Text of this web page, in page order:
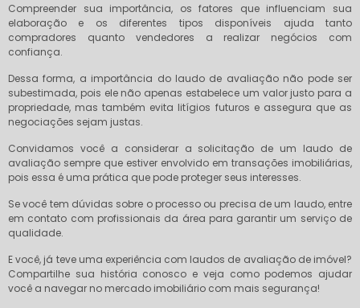
Compreender sua importância, os fatores que influenciam sua
elaboração e os diferentes tipos disponíveis ajuda tanto
compradores quanto vendedores a realizar negócios com
confiança.
Dessa forma, a importância do laudo de avaliação não pode ser
subestimada, pois ele não apenas estabelece um valor justo para a
propriedade, mas também evita litígios futuros e assegura que as
negociações sejam justas.
Convidamos você a considerar a solicitação de um laudo de
avaliação sempre que estiver envolvido em transações imobiliárias,
pois essa é uma prática que pode proteger seus interesses.
Se você tem dúvidas sobre o processo ou precisa de um laudo, entre
em contato com profissionais da área para garantir um serviço de
qualidade.
E você, já teve uma experiência com laudos de avaliação de imóvel?
Compartilhe sua história conosco e veja como podemos ajudar
você a navegar no mercado imobiliário com mais segurança!